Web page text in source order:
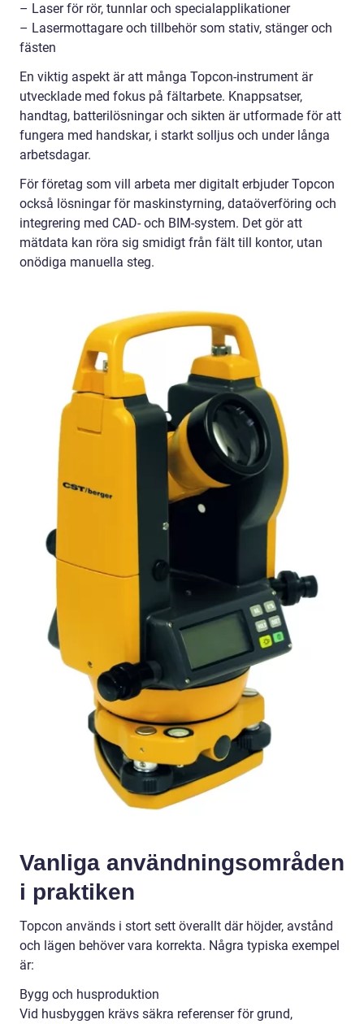
– Laser för rör, tunnlar och specialapplikationer
– Lasermottagare och tillbehör som stativ, stänger och
fästen
En viktig aspekt är att många Topcon-instrument är
utvecklade med fokus på fältarbete. Knappsatser,
handtag, batterilösningar och sikten är utformade för att
fungera med handskar, i starkt solljus och under långa
arbetsdagar.
För företag som vill arbeta mer digitalt erbjuder Topcon
också lösningar för maskinstyrning, dataöverföring och
integrering med CAD- och BIM-system. Det gör att
mätdata kan röra sig smidigt från fält till kontor, utan
onödiga manuella steg.
Vanliga användningsområden
i praktiken
Topcon används i stort sett överallt där höjder, avstånd
och lägen behöver vara korrekta. Några typiska exempel
är:
Bygg och husproduktion
Vid husbyggen krävs säkra referenser för grund,